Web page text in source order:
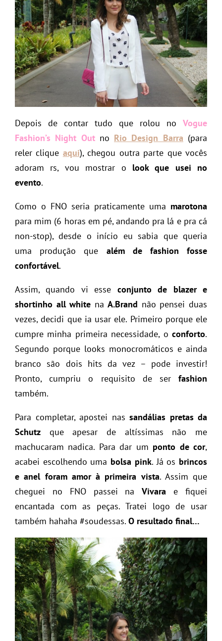
Depois de contar tudo que rolou no Vogue
Fashion’s Night Out no Rio Design Barra (para
reler clique aqui), chegou outra parte que vocês
adoram rs, vou mostrar o look que usei no
evento.
Como o FNO seria praticamente uma marotona
para mim (6 horas em pé, andando pra lá e pra cá
non-stop), desde o início eu sabia que queria
uma produção que além de fashion fosse
confortável.
Assim, quando vi esse conjunto de blazer e
shortinho all white naA.Brand não pensei duas
vezes, decidi que ia usar ele. Primeiro porque ele
cumpre minha primeira necessidade, o conforto.
Segundo porque looks monocromáticos e ainda
branco são dois hits da vez – pode investir!
Pronto, cumpriu o requisito de serfashion
também.
Para completar, apostei nas sandálias pretas da
Schutz que apesar de altíssimas não me
machucaram nadica. Para dar um ponto de cor,
acabei escolhendo uma bolsa pink. Já os brincos
e anel foram amor à primeira vista. Assim que
cheguei no FNO passei naVivara e fiquei
encantada com as peças. Tratei logo de usar
também hahaha #soudessas. O resultado final…